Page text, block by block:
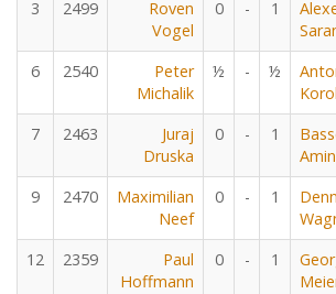
3 2499
Roven
Vogel
0 - 1
6 2540
Peter
Michalik
½ - ½
7 2463
Juraj
Druska
0 - 1
Amin
9 2470
Maximilian
Neef
0 - 1
12 2359
Paul
Hoffmann
0 - 1